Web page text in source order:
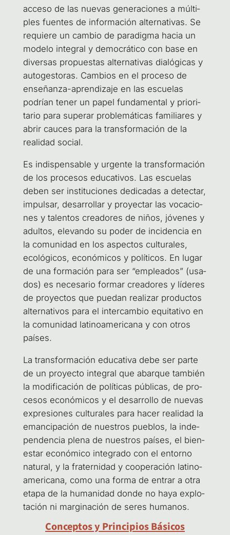
acce­so de las nue­vas gene­ra­cio­nes a múl­ti­
ples fuen­tes de infor­ma­ción alter­na­ti­vas. Se
requie­re un cam­bio de para­dig­ma hacia un
mode­lo inte­gral y demo­crá­ti­co con base en
diver­sas pro­pues­tas alter­na­ti­vas dia­ló­gi­cas y
auto­ges­to­ras. Cam­bios en el pro­ce­so de
ense­ñan­za-apren­di­za­je en las escue­las
podrían tener un papel fun­da­men­tal y prio­ri­
ta­rio para supe­rar pro­ble­má­ti­cas fami­lia­res y
abrir cau­ces para la trans­for­ma­ción de la
reali­dad social.
Es indis­pen­sa­ble y urgen­te la trans­for­ma­ción
de los pro­ce­sos edu­ca­ti­vos. Las escue­las
deben ser ins­ti­tu­cio­nes dedi­ca­das a detec­tar,
impul­sar, desa­rro­llar y pro­yec­tar las voca­cio­
nes y talen­tos crea­do­res de niños, jóve­nes y
adul­tos, ele­van­do su poder de inci­den­cia en
la comu­ni­dad en los aspec­tos cul­tu­ra­les,
eco­ló­gi­cos, eco­nó­mi­cos y polí­ti­cos. En lugar
de una for­ma­ción para ser “emplea­dos” (usa­
dos) es nece­sa­rio for­mar crea­do­res y líde­res
de pro­yec­tos que pue­dan rea­li­zar pro­duc­tos
alter­na­ti­vos para el inter­cam­bio equi­ta­ti­vo en
la comu­ni­dad lati­no­ame­ri­ca­na y con otros
países.
La trans­for­ma­ción edu­ca­ti­va debe ser par­te
de un pro­yec­to inte­gral que abar­que tam­bién
la modi­fi­ca­ción de polí­ti­cas públi­cas, de pro­
ce­sos eco­nó­mi­cos y el desa­rro­llo de nue­vas
expre­sio­nes cul­tu­ra­les para hacer reali­dad la
eman­ci­pa­ción de nues­tros pue­blos, la inde­
pen­den­cia ple­na de nues­tros paí­ses, el bien­
es­tar eco­nó­mi­co inte­gra­do con el entorno
natu­ral, y la fra­ter­ni­dad y coope­ra­ción lati­no­
ame­ri­ca­na, como una for­ma de entrar a otra
eta­pa de la huma­ni­dad don­de no haya explo­
ta­ción ni mar­gi­na­ción de seres humanos.
Conceptos y Principios Básicos